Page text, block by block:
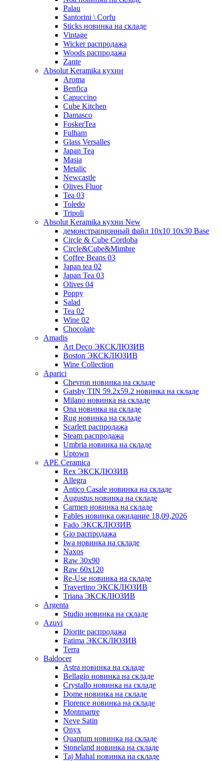
Palau
Santorini \ Corfu
Sticks новинка на складе
Vintage
Wicker распродажа
Woods распродажа
Zante
Absolut Keramika кухни
Aroma
Benfica
Capuccino
Cube Kitchen
Damasco
FoskerTea
Fulham
Glass Versalles
Japan Tea
Masia
Metalic
Newcastle
Olives Fluor
Tea 03
Toledo
Tripoli
Absolut Keramika кухни New
демонстрационный файл 10x10 10x30 Base
Circle & Cube Cordoba
Circle&Cube&Mimbre
Coffee Beans 03
Japan tea 02
Japan Tea 03
Olives 04
Poppy
Salad
Tea 02
Wine 02
Chocolate
Amadis
Art Deco ЭКСКЛЮЗИВ
Boston ЭКСКЛЮЗИВ
Wine Collection
Aparici
Chevron новинка на складе
Gatsby TIN 59.2x59.2 новинка на складе
Milano новинка на складе
Ona новинка на складе
Rug новинка на складе
Scarlett распродажа
Steam распродажа
Umbria новинка на складе
Uptown
APE Ceramica
Rex ЭКСКЛЮЗИВ
Allegra
Antico Casale новинка на складе
Augustus новинка на складе
Carmen новинка на складе
Fables новинка ожидание 18,09,2026
Fado ЭКСКЛЮЗИВ
Gio распродажа
Iwa новинка на складе
Naxos
Raw 30x90
Raw 60х120
Re-Use новинка на складе
Travertino ЭКСКЛЮЗИВ
Triana ЭКСКЛЮЗИВ
Argenta
Studio новинка на складе
Azuvi
Diorite распродажа
Fatima ЭКСКЛЮЗИВ
Terra
Baldoсer
Astra новинка на складе
Bellagio новинка на складе
Crystallo новинка на складе
Dome новинка на складе
Florence новинка на складе
Montmartre
Neve Satin
Onyx
Quantum новинка на складе
Stoneland новинка на складе
Taj Mahal новинка на складе